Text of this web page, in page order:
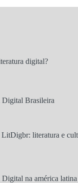
digital?
Digital Brasileira
LitDigbr: literatura e
na américa latina